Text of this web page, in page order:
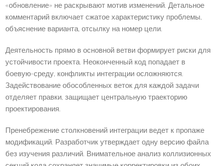
«обновление» не раскрывают мотив изменений. Детальное
комментарий включает сжатое характеристику проблемы,
объяснение варианта, отсылку на номер цели.
Деятельность прямо в основной ветви формирует риски для
устойчивости проекта. Неоконченный код попадает в
боевую-среду, конфликты интеграции осложняются.
Задействование обособленных веток для каждой задачи
отделяет правки, защищает центральную траекторию
проектирования.
Пренебрежение столкновений интеграции ведет к пропаже
модификаций. Разработчик утверждает одну версию файла
без изучения различий. Внимательное анализ коллизионных